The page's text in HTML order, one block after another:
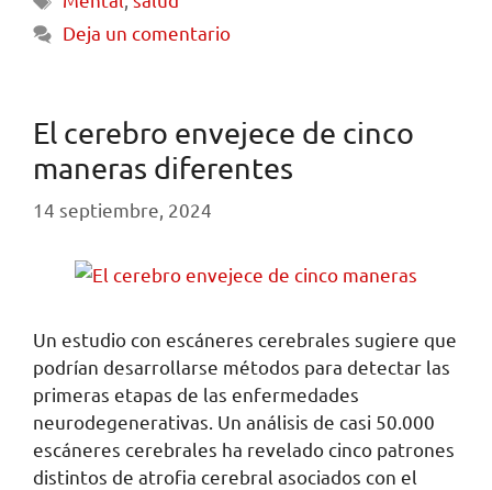
Deja un comentario
El cerebro envejece de cinco
maneras diferentes
14 septiembre, 2024
Un estudio con escáneres cerebrales sugiere que
podrían desarrollarse métodos para detectar las
primeras etapas de las enfermedades
neurodegenerativas. Un análisis de casi 50.000
escáneres cerebrales ha revelado cinco patrones
distintos de atrofia cerebral asociados con el